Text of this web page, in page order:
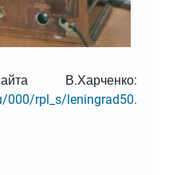
000/rpl_s/leningrad50.